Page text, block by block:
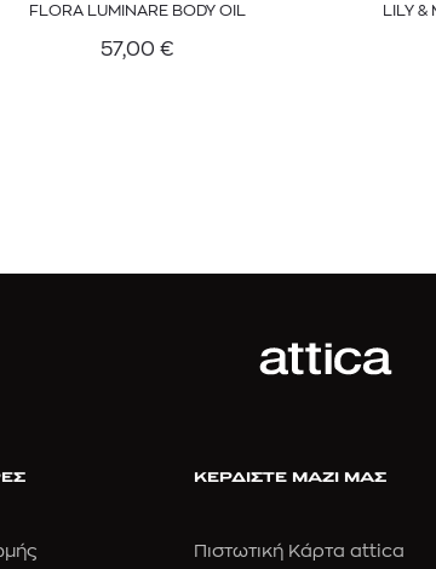
FLORA LUMINARE BODY OIL
57,00 €
LILY &
ΚΕΡΔΙΣΤΕ ΜΑΖΙ ΜΑΣ
Πιστωτική Κάρτα attica